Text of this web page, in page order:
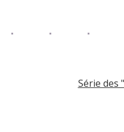
Série des